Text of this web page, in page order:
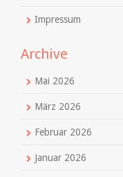
Impressum
Archive
Mai 2026
März 2026
Februar 2026
Januar 2026